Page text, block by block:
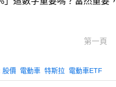
第一頁
股價 電動車 特斯拉 電動車ETF